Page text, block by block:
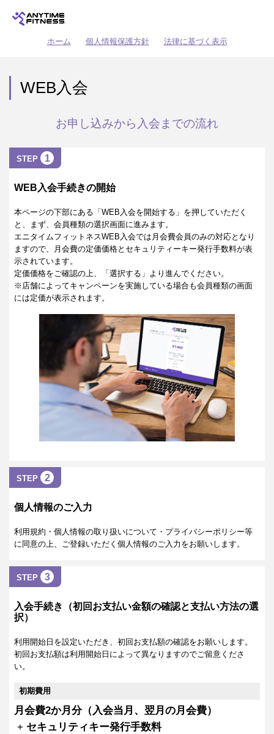
ホーム 個人情報保護方針 法律に基づく表示
WEB入会
お申し込みから入会までの流れ
STEP 1
WEB入会手続きの開始
本ページの下部にある「WEB入会を開始する」を押していただく
と、まず、会員種類の選択画面に進みます。
エニタイムフィットネスWEB入会では月会費会員のみの対応となり
ますので、月会費の定価価格とセキュリティーキー発行手数料が表
示されています。
定価価格をご確認の上、「選択する」より進んでください。
※店舗によってキャンペーンを実施している場合も会員種類の画面
には定価が表示されます。
STEP 2
個人情報のご入力
利用規約・個人情報の取り扱いについて・プライバシーポリシー等
に同意の上、ご登録いただく個人情報のご入力をお願いします。
STEP 3
入会手続き（初回お支払い金額の確認と支払い方法の選
択）
利用開始日を設定いただき、初回お支払額の確認をお願いします。
初回お支払額は利用開始日によって異なりますのでご留意くださ
い。
初期費用
月会費2か月分（入会当月、翌月の月会費）
+ セキュリティキー発行手数料